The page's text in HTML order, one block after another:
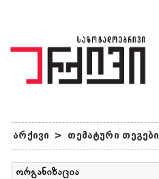
არქივი > თემატური თეგები
ორგანიზაცია